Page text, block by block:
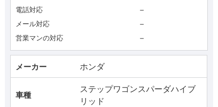
電話対応 －
メール対応 －
営業マンの対応 －
メーカー ホンダ
車種
ステップワゴンスパーダハイブ
リッド